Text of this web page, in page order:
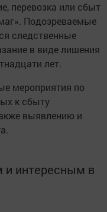
перевозка или сбыт
Подозреваемые
следственные
в виде лишения
лет.
мероприятия по
к сбыту
выявлению и
интересным в